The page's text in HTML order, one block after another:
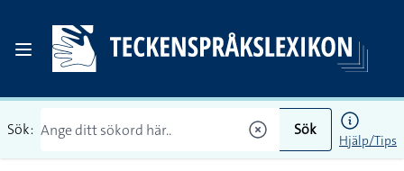
Sök: Sök
Hjälp/Tips